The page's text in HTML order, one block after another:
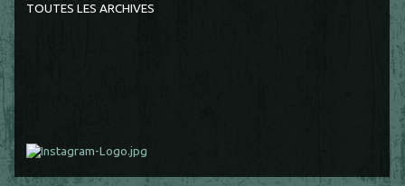
TOUTES LES ARCHIVES